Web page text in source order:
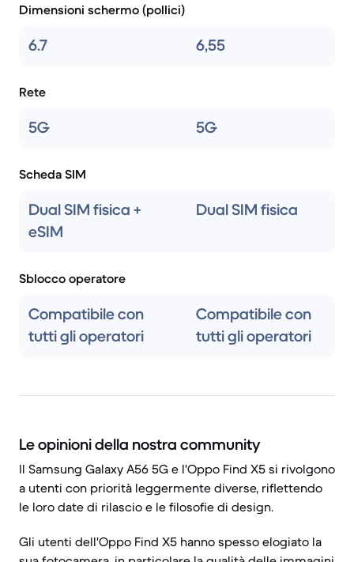
Dimensioni schermo (pollici)
6.7 6,55
Rete
5G 5G
Scheda SIM
Dual SIM fisica +
eSIM
Dual SIM fisica
Sblocco operatore
Compatibile con
tutti gli operatori
Compatibile con
tutti gli operatori
Le opinioni della nostra community
Il Samsung Galaxy A56 5G e l'Oppo Find X5 si rivolgono
a utenti con priorità leggermente diverse, riflettendo
le loro date di rilascio e le filosofie di design.
Gli utenti dell'Oppo Find X5 hanno spesso elogiato la